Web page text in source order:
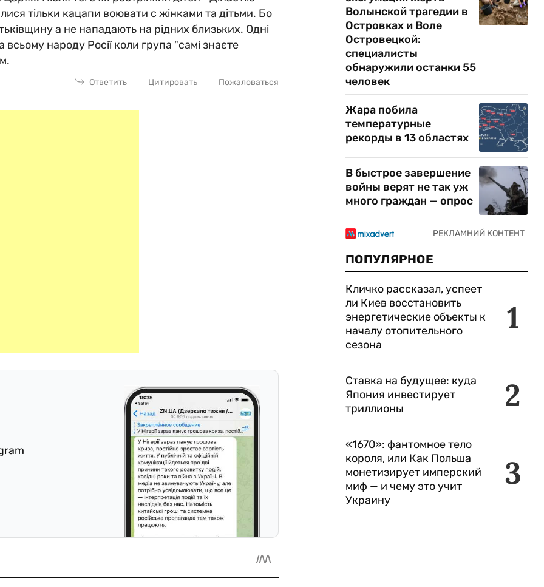
тільки кацапи воювати с жінками та дітьми. Бо
а не нападають на рідних близьких. Одні
всьому народу Росії коли група "самі знаєте
Ответить Цитировать Пожаловаться
Волынской трагедии в
Островках и Воле
Островецкой:
специалисты
обнаружили останки 55
человек
Жара побила
температурные
рекорды в 13 областях
В быстрое завершение
войны верят не так уж
много граждан — опрос
ПОПУЛЯРНОЕ
1
Кличко рассказал, успеет
ли Киев восстановить
энергетические объекты к
началу отопительного
сезона
2
Ставка на будущее: куда
Япония инвестирует
триллионы
3
«1670»: фантомное тело
короля, или Как Польша
монетизирует имперский
миф — и чему это учит
Украину